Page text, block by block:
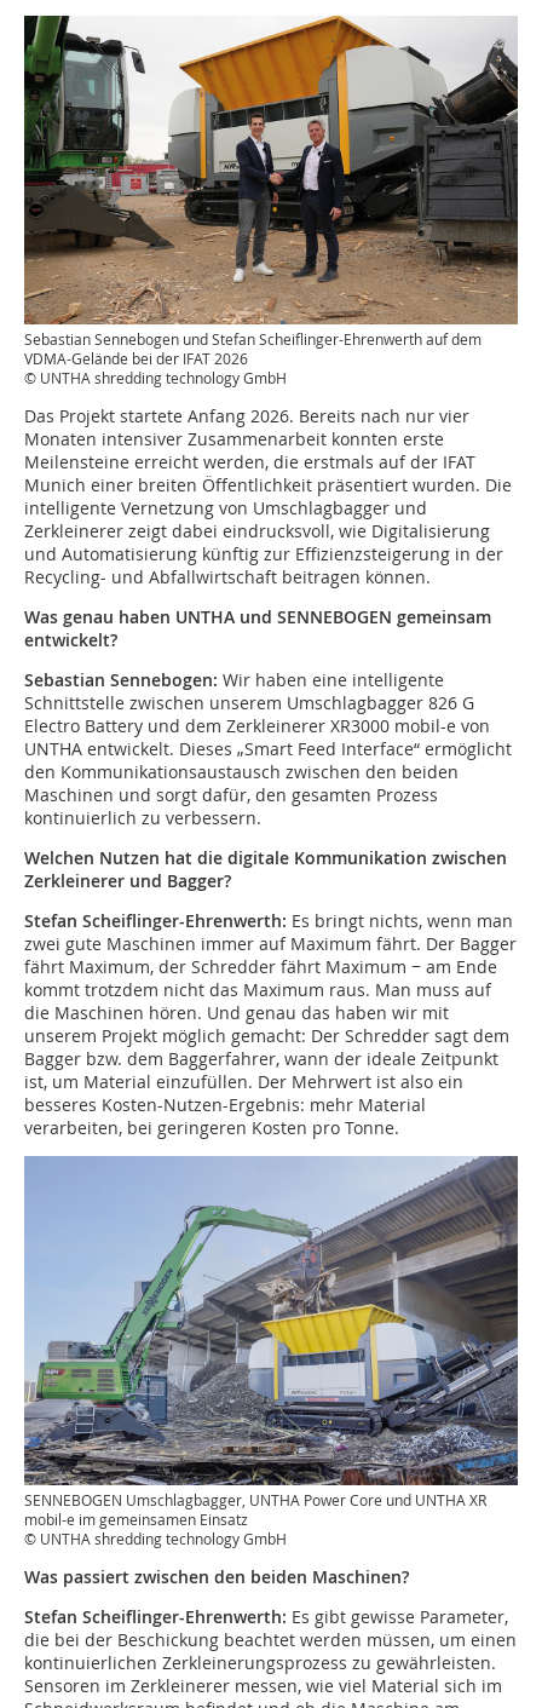
Sebastian Sennebogen und Stefan Scheiflinger-Ehrenwerth auf dem
VDMA-Gelände bei der IFAT 2026
© UNTHA shredding technology GmbH
Das Projekt startete Anfang 2026. Bereits nach nur vier
Monaten intensiver Zusammenarbeit konnten erste
Meilensteine erreicht werden, die erstmals auf der IFAT
Munich einer breiten Öffentlichkeit präsentiert wurden. Die
intelligente Vernetzung von Umschlagbagger und
Zerkleinerer zeigt dabei eindrucksvoll, wie Digitalisierung
und Automatisierung künftig zur Effizienzsteigerung in der
Recycling- und Abfallwirtschaft beitragen können.
Was genau haben UNTHA und SENNEBOGEN gemeinsam
entwickelt?
Sebastian Sennebogen: Wir haben eine intelligente
Schnittstelle zwischen unserem Umschlagbagger 826 G
Electro Battery und dem Zerkleinerer XR3000 mobil-e von
UNTHA entwickelt. Dieses „Smart Feed Interface“ ermöglicht
den Kommunikationsaustausch zwischen den beiden
Maschinen und sorgt dafür, den gesamten Prozess
kontinuierlich zu verbessern.
Welchen Nutzen hat die digitale Kommunikation zwischen
Zerkleinerer und Bagger?
Stefan Scheiflinger-Ehrenwerth: Es bringt nichts, wenn man
zwei gute Maschinen immer auf Maximum fährt. Der Bagger
fährt Maximum, der Schredder fährt Maximum − am Ende
kommt trotzdem nicht das Maximum raus. Man muss auf
die Maschinen hören. Und genau das haben wir mit
unserem Projekt möglich gemacht: Der Schredder sagt dem
Bagger bzw. dem Baggerfahrer, wann der ideale Zeitpunkt
ist, um Material einzufüllen. Der Mehrwert ist also ein
besseres Kosten-Nutzen-Ergebnis: mehr Material
verarbeiten, bei geringeren Kosten pro Tonne.
SENNEBOGEN Umschlagbagger, UNTHA Power Core und UNTHA XR
mobil-e im gemeinsamen Einsatz
© UNTHA shredding technology GmbH
Was passiert zwischen den beiden Maschinen?
Stefan Scheiflinger-Ehrenwerth: Es gibt gewisse Parameter,
die bei der Beschickung beachtet werden müssen, um einen
kontinuierlichen Zerkleinerungsprozess zu gewährleisten.
Sensoren im Zerkleinerer messen, wie viel Material sich im